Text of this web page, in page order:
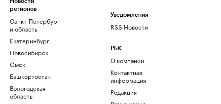
регионов
Санкт-Петербург
и область
Екатеринбург
Новосибирск
Омск
Башкортостан
Вологодская
область
Уведомления
RSS Новости
РБК
О компании
Контактная
информация
Редакция